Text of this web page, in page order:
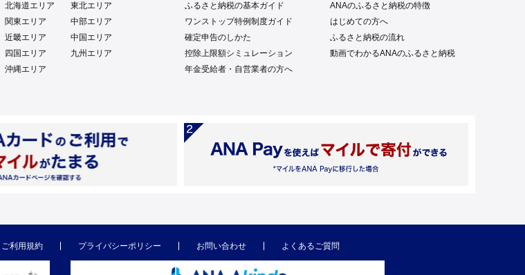
北海道エリア
東北エリア
関東エリア
中部エリア
近畿エリア
中国エリア
四国エリア
九州エリア
沖縄エリア
ふるさと納税の基本ガイド
ANAのふるさと納税の特徴
ワンストップ特例制度ガイド
はじめての方へ
確定申告のしかた
ふるさと納税の流れ
控除上限額シミュレーション
動画でわかるANAのふるさと納税
年金受給者・自営業者の方へ
ご利用規約 プライバシーポリシー お問い合わせ よくあるご質問